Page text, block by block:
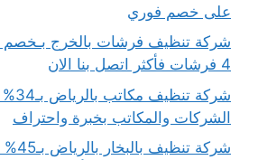
على خصم فوري
4 فرشات فأكثر اتصل بنا الان
شركة
الشركات والمكاتب بخبرة واحتراف
شركة